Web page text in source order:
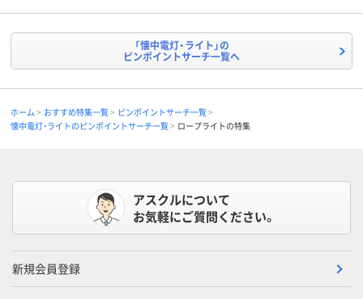
「懐中電灯・ライト」の
ピンポイントサーチ一覧へ
ホーム おすすめ特集一覧
ピンポイントサーチ一覧
懐中電灯・ライトのピンポイントサーチ一覧
ロープライトの特集
アスクルについて
お気軽にご質問ください。
新規会員登録